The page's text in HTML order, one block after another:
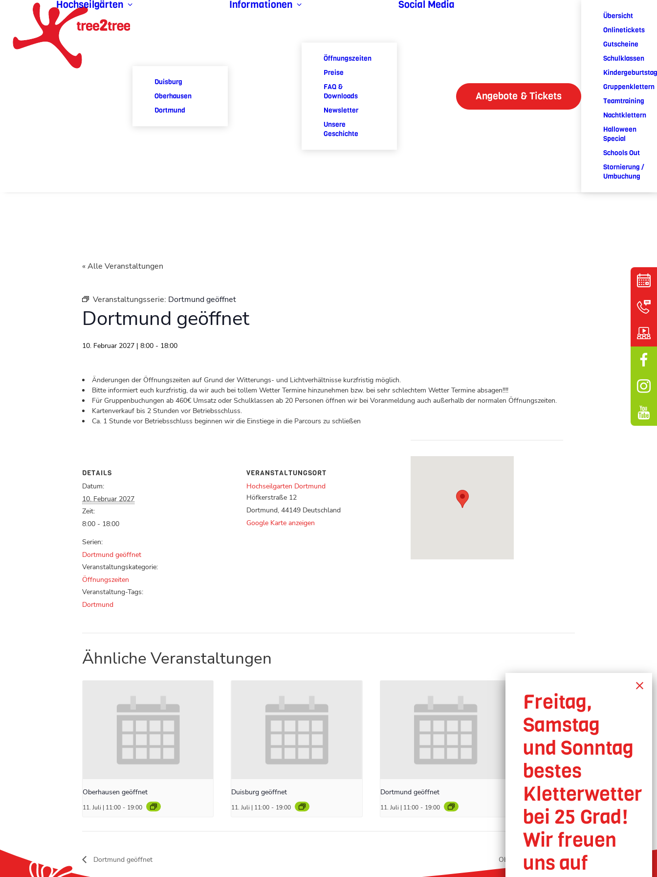
Hochseilgärten
Duisburg
Oberhausen
Dortmund
Informationen
Öffnungszeiten
Preise
FAQ &
Downloads
Newsletter
Unsere
Geschichte
Social Media
Angebote & Tickets
Übersicht
Onlinetickets
Gutscheine
Schulklassen
Kindergeburtstag
Gruppenklettern
Teamtraining
Nachtklettern
Halloween
Special
Schools Out
Stornierung /
Umbuchung
« Alle Veranstaltungen
Veranstaltungsserie: Dortmund geöffnet
Dortmund geöffnet
10. Februar 2027 | 8:00 - 18:00
Änderungen der Öffnungszeiten auf Grund der Witterungs- und Lichtverhältnisse kurzfristig möglich.
Bitte informiert euch kurzfristig, da wir auch bei tollem Wetter Termine hinzunehmen bzw. bei sehr schlechtem Wetter Termine absagen!!!!
Für Gruppenbuchungen ab 460€ Umsatz oder Schulklassen ab 20 Personen öffnen wir bei Voranmeldung auch außerhalb der normalen Öffnungszeiten.
Kartenverkauf bis 2 Stunden vor Betriebsschluss.
Ca. 1 Stunde vor Betriebsschluss beginnen wir die Einstiege in die Parcours zu schließen
DETAILS
Datum:
10. Februar 2027
Zeit:
8:00 - 18:00
Serien:
Dortmund geöffnet
Veranstaltungskategorie:
Öffnungszeiten
Veranstaltung-Tags:
Dortmund
VERANSTALTUNGSORT
Hochseilgarten Dortmund
Höfkerstraße 12
Dortmund, 44149 Deutschland
Google Karte anzeigen
Ähnliche Veranstaltungen
Oberhausen geöffnet
11. Juli | 11:00 - 19:00
Duisburg geöffnet
11. Juli | 11:00 - 19:00
Dortmund geöffnet
11. Juli | 11:00 - 19:00
Dortmund geöffnet Oberhausen geöffnet